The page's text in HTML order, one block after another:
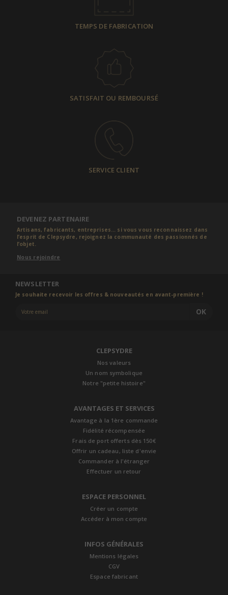
TEMPS DE FABRICATION
SATISFAIT OU REMBOURSÉ
SERVICE CLIENT
DEVENEZ PARTENAIRE
Artisans, fabricants, entreprises... si vous vous reconnaissez dans
l’esprit de Clepsydre, rejoignez la communauté des passionnés de
l’objet.
Nous rejoindre
NEWSLETTER
Je souhaite recevoir les offres & nouveautés en avant-première !
OK
CLEPSYDRE
Nos valeurs
Un nom symbolique
Notre "petite histoire"
AVANTAGES ET SERVICES
Avantage à la 1ère commande
Fidélité récompensée
Frais de port offerts dès 150€
Offrir un cadeau, liste d'envie
Commander à l'étranger
Effectuer un retour
ESPACE PERSONNEL
Créer un compte
Accéder à mon compte
INFOS GÉNÉRALES
Mentions légales
CGV
Espace fabricant